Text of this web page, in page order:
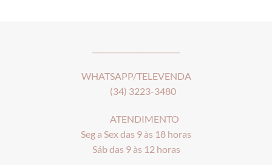
WHATSAPP/TELEVENDA
(34) 3223-3480
ATENDIMENTO
Seg a Sex das 9 às 18 horas
Sáb das 9 às 12 horas